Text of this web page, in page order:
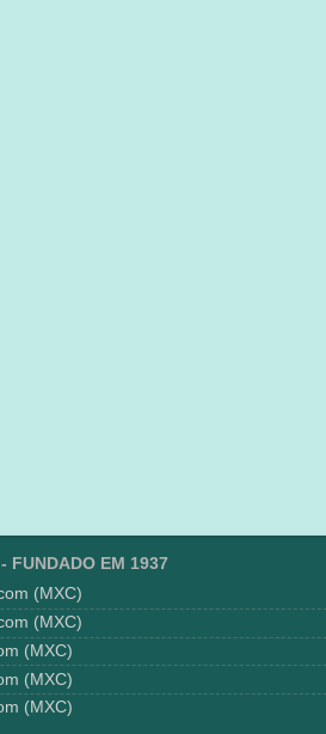
FUNDADO EM 1937
(MXC)
(MXC)
(MXC)
(MXC)
(MXC)